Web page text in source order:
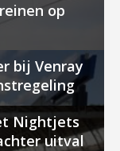
op
bij Venray
Nightjets
uitval